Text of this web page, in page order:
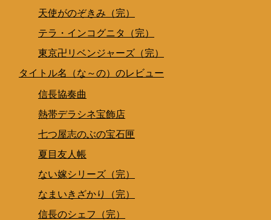
天使がのぞきみ（完）
テラ・インコグニタ（完）
東京卍リベンジャーズ（完）
タイトル名（な～の）のレビュー
信長協奏曲
熱帯デラシネ宝飾店
七つ屋志のぶの宝石匣
夏目友人帳
ない嫁シリーズ（完）
なまいきざかり（完）
信長のシェフ（完）